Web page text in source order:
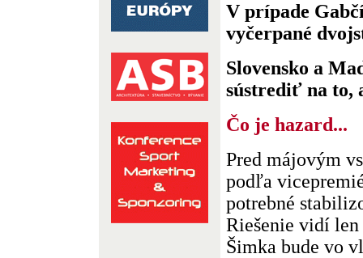
V prípade
vyčerpané
Slovensko a
sústrediť na to,
Čo je hazard...
Pred májovým
podľa
potrebné
Riešenie vidí len
Šimka bude vo